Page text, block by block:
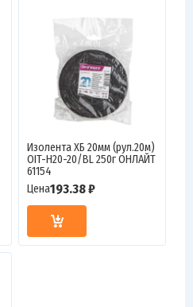
Изолента ХБ 20мм (рул.20м)
OIT-H20-20/BL 250г ОНЛАЙТ
61154
Цена193.38 ₽